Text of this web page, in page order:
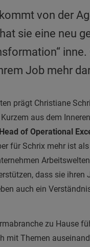
von der
sie eine neu
Job mehr
prägt Christiane
aus dem
Head of Operational
für Schrix mehr ist
dass sie ihren
auch ein
zu Hause
Themen